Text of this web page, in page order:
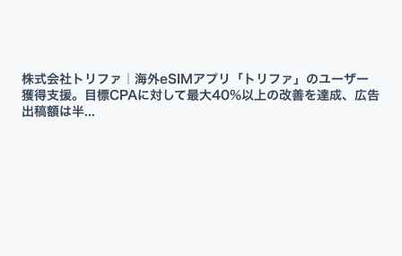
株式会社トリファ｜海外eSIMアプリ「トリファ」のユーザー
獲得支援。目標CPAに対して最大40%以上の改善を達成、広告
出稿額は半...